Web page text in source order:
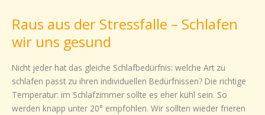
Raus aus der Stressfalle – Schlafen
wir uns gesund
Nicht jeder hat das gleiche Schlafbedürfnis: welche Art zu
schlafen passt zu ihren individuellen Bedürfnissen? Die richtige
Temperatur: im Schlafzimmer sollte es eher kühl sein. So
werden knapp unter 20° empfohlen. Wir sollten wieder frieren
der
Stressfalle
–
Schlafen
wir
uns
gesund